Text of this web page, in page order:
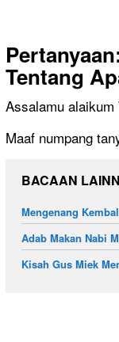
Tentang
Assalamu alaikum
Maaf numpang
BACAAN
Mengenang
Adab Makan Nabi
Kisah Gus Miek